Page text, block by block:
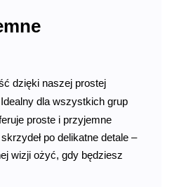
dzięki naszej prostej
dla wszystkich grup
proste i przyjemne
po delikatne detale –
wizji ożyć, gdy będziesz